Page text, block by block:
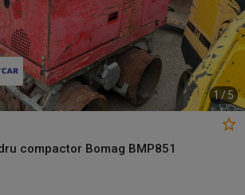
1 / 5
compactor Bomag BMP851